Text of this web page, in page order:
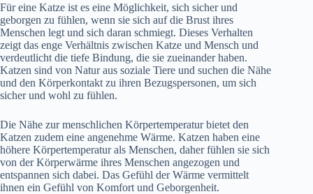
Für eine Katze ist es eine Möglichkeit, sich sicher und
geborgen zu fühlen, wenn sie sich auf die Brust ihres
Menschen legt und sich daran schmiegt. Dieses Verhalten
zeigt das enge Verhältnis zwischen Katze und Mensch und
verdeutlicht die tiefe Bindung, die sie zueinander haben.
Katzen sind von Natur aus soziale Tiere und suchen die Nähe
und den Körperkontakt zu ihren Bezugspersonen, um sich
sicher und wohl zu fühlen.
Die Nähe zur menschlichen Körpertemperatur bietet den
Katzen zudem eine angenehme Wärme. Katzen haben eine
höhere Körpertemperatur als Menschen, daher fühlen sie sich
von der Körperwärme ihres Menschen angezogen und
entspannen sich dabei. Das Gefühl der Wärme vermittelt
ihnen ein Gefühl von Komfort und Geborgenheit.